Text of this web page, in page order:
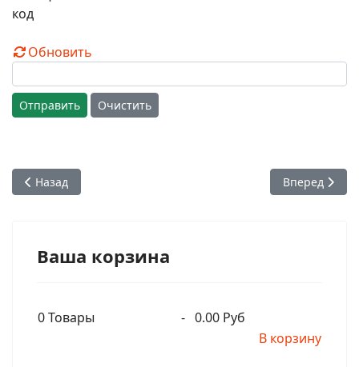
Обновить
Отправить Очистить
Предыдущий: Питерская харинама. Очень красивое
Назад Следующий:
Вперед
Ваша корзина
0Товары - 0.00 Руб
В корзину